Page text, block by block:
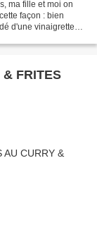
ma fille et moi on
façon : bien
d'une vinaigrette
& FRITES